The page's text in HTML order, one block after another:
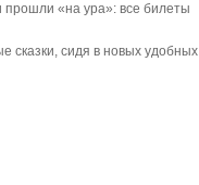
прошли «на ура»: все билеты
сказки, сидя в новых удобных